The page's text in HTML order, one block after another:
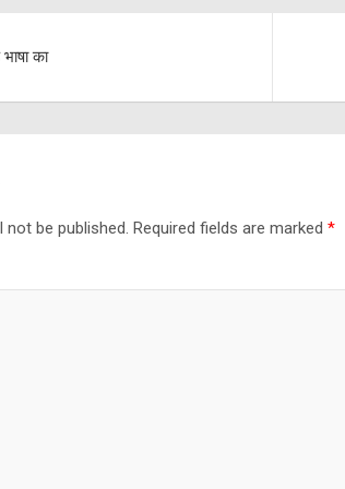
का
not be published. Required fields are marked *